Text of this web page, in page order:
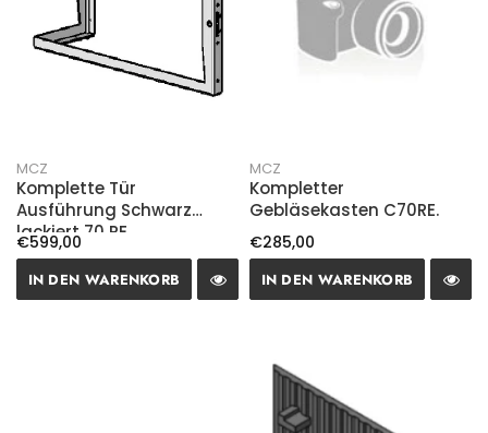
MCZ
Komplette Tür
Ausführung Schwarz
lackiert 70 RE.
€599,00
IN DEN WARENKORB
MCZ
Kompletter
Gebläsekasten C70RE.
€285,00
IN DEN WARENKORB